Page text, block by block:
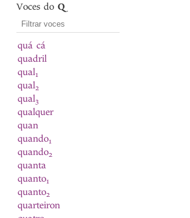
Voces doQ
quá cá
quadril
qual1
qual2
qual3
qualquer
quan
quando1
quando2
quanta
quanto1
quanto2
quarteiron